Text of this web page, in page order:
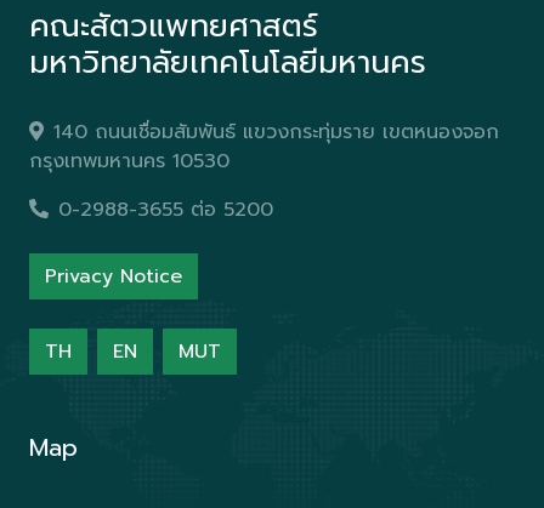
คณะสัตวแพทยศาสตร์
มหาวิทยาลัยเทคโนโลยีมหานคร
140 ถนนเชื่อมสัมพันธ์ แขวงกระทุ่มราย เขตหนองจอก
กรุงเทพมหานคร 10530
0-2988-3655 ต่อ 5200
Privacy Notice
TH EN MUT
Map